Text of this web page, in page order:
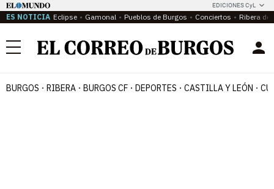
EDICIONES CyL
ES NOTICIA Eclipse Gamonal Pueblos de Burgos Conciertos Ribera del
Menú
BURGOS RIBERA BURGOS CF DEPORTES CASTILLA Y LEÓN